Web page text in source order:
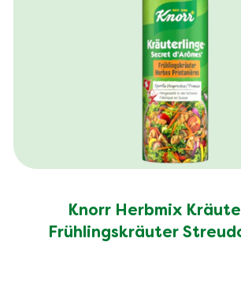
Knorr Herbmix
Frühlingskräuter